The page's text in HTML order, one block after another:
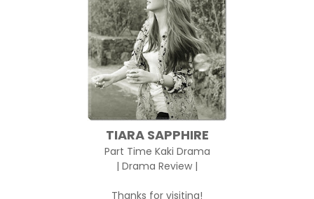
TIARA SAPPHIRE
Part Time Kaki Drama
| Drama Review |
Thanks for visiting!